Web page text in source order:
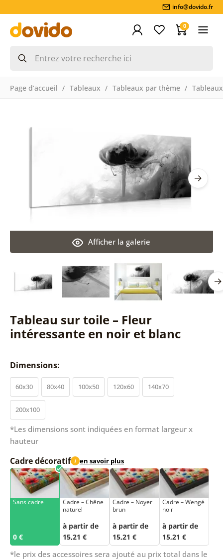
info@dovido.fr
0
Page d’accueil Tableaux Tableaux par thème
Tableau sur toile – Fleur
intéressante en noir et blanc
Afficher la galerie
Dimensions:
60x30 80x40 100x50 120x60 140x70
200x100
*Les dimensions sont indiquées en format largeur x
hauteur
Cadre décoratif i en savoir plus
Sans cadre
0 €
Cadre – Chêne
naturel
à partir de
15,21 €
Cadre – Noyer
brun
à partir de
15,21 €
Cadre – Wengé
noir
à partir de
15,21 €
*le prix des accessoires sera ajouté au prix total dans le